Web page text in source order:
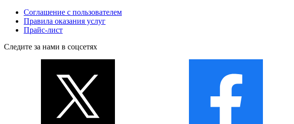
Соглашение с пользователем
Правила оказания услуг
Прайс-лист
Следите за нами в соцсетях